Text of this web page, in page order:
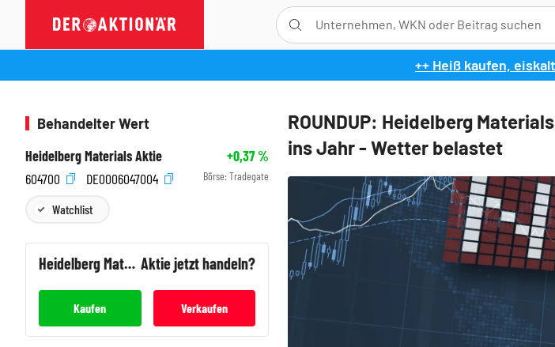
++ Heiß kaufen,
ROUNDUP: Heidelberg
ins Jahr - Wetter belastet
Behandelter Wert
Heidelberg Materials Aktie
+0,37%
604700
DE0006047004 Börse: Tradegate
Watchlist
Heidelberg Materials Aktie jetzt handeln?
Kaufen Verkaufen